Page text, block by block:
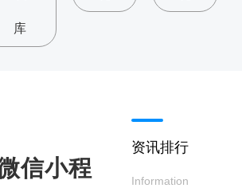
库
信小程
资讯排行
Information